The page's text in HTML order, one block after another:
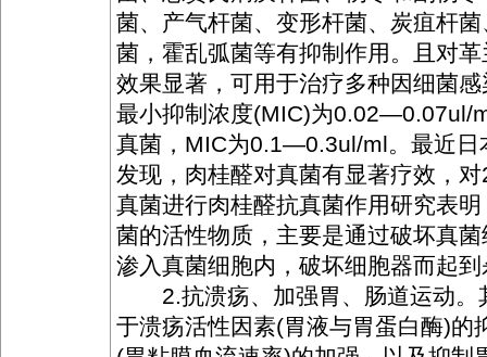
菌、产气杆菌、变形杆菌、炭疽杆
菌，霍乱弧菌等有抑制作用。且对
效果显著，可用于治疗多种因细菌
最小抑制浓度(MIC)为0.02—0.07ul/
真菌，MIC为0.1—0.3ul/ml。最近日
发现，肉桂醛对真菌有显著疗效，
真菌进行肉桂醛抗真菌作用研究表
菌的活性物质，主要是通过破坏真
渗入真菌细胞内，破坏细胞器而起
2.抗溃疡、加强胃、肠道运动。
于溃疡活性因素(胃液与胃蛋白酶)的